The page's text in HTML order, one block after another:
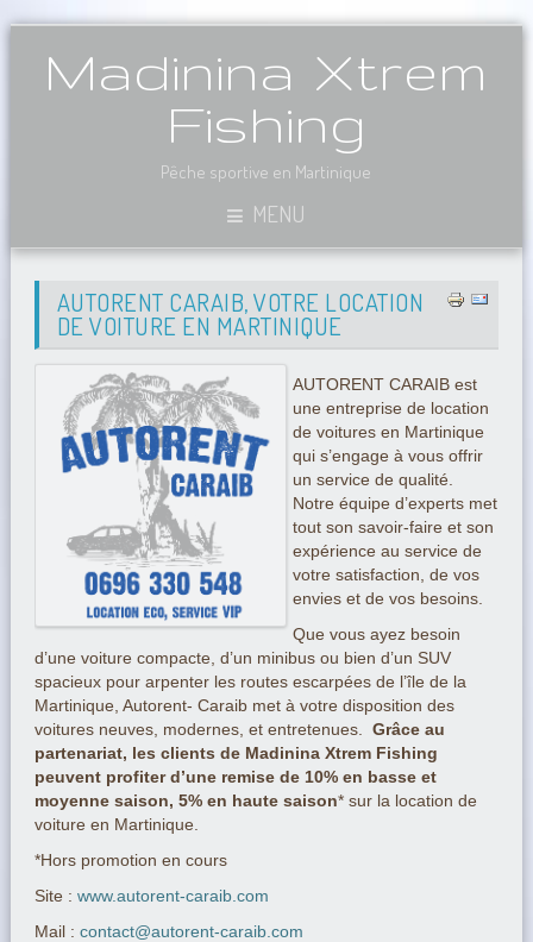
Madinina Xtrem
Fishing
Pêche sportive en Martinique
MENU
AUTORENT CARAIB, VOTRE LOCATION
DE VOITURE EN MARTINIQUE
AUTORENT CARAIB est
une entreprise de location
de voitures en Martinique
qui s’engage à vous offrir
un service de qualité.
Notre équipe d’experts met
tout son savoir-faire et son
expérience au service de
votre satisfaction, de vos
envies et de vos besoins.
Que vous ayez besoin
d’une voiture compacte, d’un minibus ou bien d’un SUV
spacieux pour arpenter les routes escarpées de l’île de la
Martinique, Autorent- Caraib met à votre disposition des
voitures neuves, modernes, et entretenues. Grâce au
partenariat, les clients de Madinina Xtrem Fishing
peuvent profiter d’une remise de 10% en basse et
moyenne saison, 5% en haute saison* sur la location de
voiture en Martinique.
*Hors promotion en cours
Site : www.autorent-caraib.com
Mail : contact@autorent-caraib.com